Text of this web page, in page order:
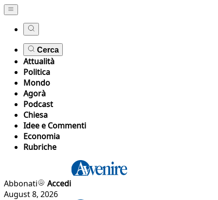
Cerca
Attualità
Politica
Mondo
Agorà
Podcast
Chiesa
Idee e Commenti
Economia
Rubriche
Abbonati
Accedi
August 8, 2026